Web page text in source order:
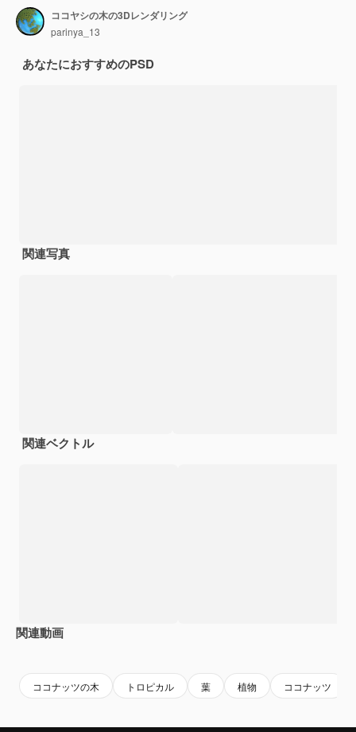
ココヤシの木の3Dレンダリング
parinya_13
あなたにおすすめのPSD
関連写真
関連ベクトル
関連動画
ココナッツの木 トロピカル 葉 植物 ココナッツ